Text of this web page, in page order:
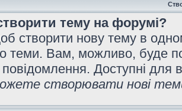
тему на форумі?
створити нову тему в
теми. Вам, можливо, буде
повідомлення. Доступні для
створювати нові